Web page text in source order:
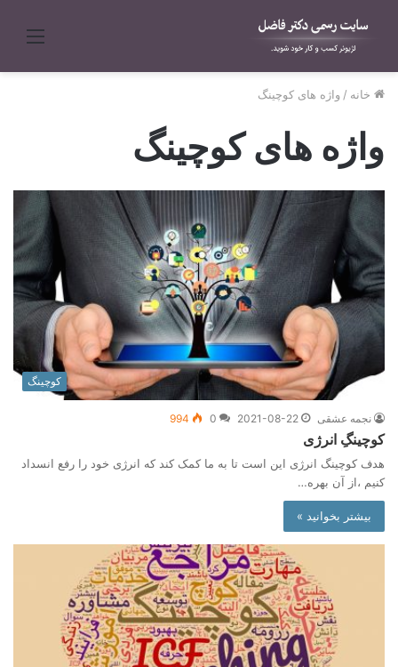
منو
خانه / واژه های کوچینگ
واژه های کوچینگ
کوچینگ
نجمه عشقی 2021-08-22
0
994
کوچینگِ انرژی
هدف کوچینگ انرژی این است تا به ما کمک کند که انرژی خود را رفع انسداد
کنیم ،از آن بهره…
بیشتر بخوانید »